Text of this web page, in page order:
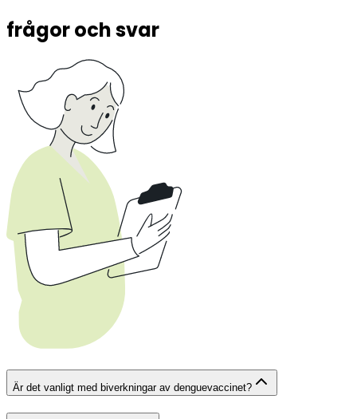
frågor och svar
Är det vanligt med biverkningar av denguevaccinet?